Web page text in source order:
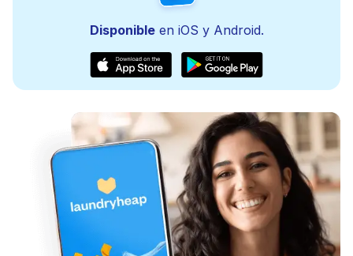
Disponibleen iOS y Android.